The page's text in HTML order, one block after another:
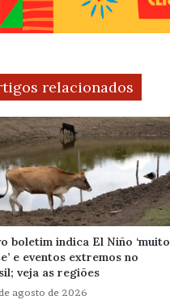
relacionados
boletim indica El Niño ‘muito
e eventos extremos no
veja as regiões
agosto de 2026